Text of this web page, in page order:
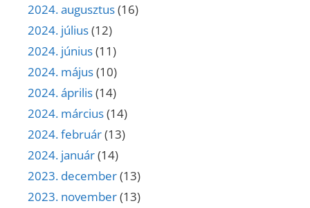
2024. augusztus(16)
2024. július(12)
2024. június(11)
2024. május(10)
2024. április(14)
2024. március(14)
2024. február(13)
2024. január(14)
2023. december(13)
2023. november(13)